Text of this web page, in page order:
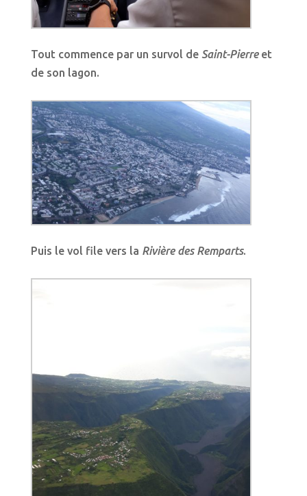
Tout commence par un survol de Saint-Pierreet
de son lagon.
Puis le vol file vers la Rivière des Remparts.